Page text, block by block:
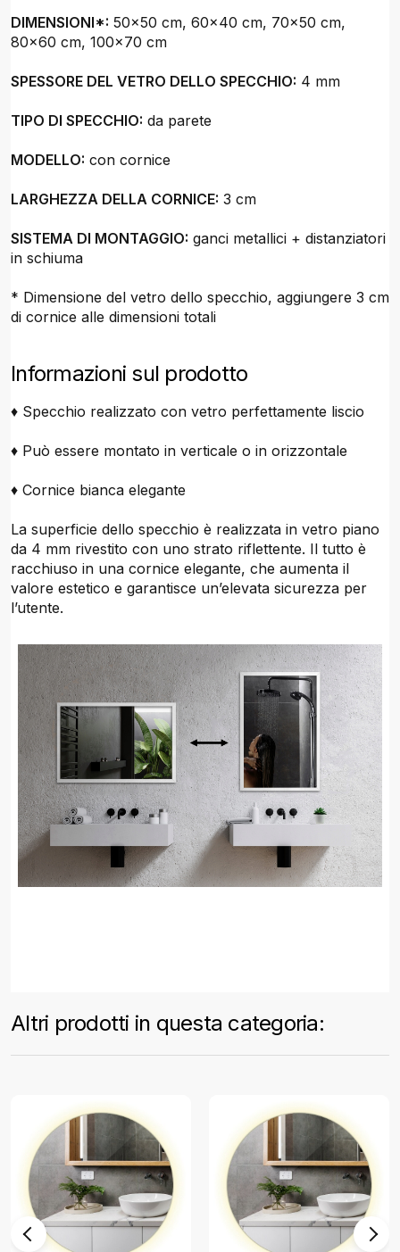
DIMENSIONI*: 50x50 cm, 60x40 cm, 70x50 cm,
80x60 cm, 100x70 cm
SPESSORE DEL VETRO DELLO SPECCHIO: 4 mm
TIPO DI SPECCHIO: da parete
MODELLO: con cornice
LARGHEZZA DELLA CORNICE: 3 cm
SISTEMA DI MONTAGGIO: ganci metallici + distanziatori
in schiuma
* Dimensione del vetro dello specchio, aggiungere 3 cm
di cornice alle dimensioni totali
Informazioni sul prodotto
♦ Specchio realizzato con vetro perfettamente liscio
♦ Può essere montato in verticale o in orizzontale
♦ Cornice bianca elegante
La superficie dello specchio è realizzata in vetro piano
da 4 mm rivestito con uno strato riflettente. Il tutto è
racchiuso in una cornice elegante, che aumenta il
valore estetico e garantisce un’elevata sicurezza per
l’utente.
Altri prodotti in questa categoria: